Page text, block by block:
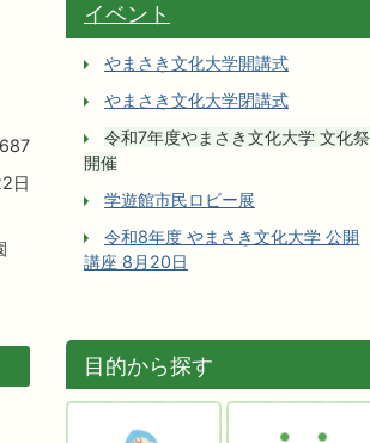
日
イベント
やまさき文化大学開講式
やまさき文化大学閉講式
令和7年度やまさき文化大学 文化祭
開催
学遊館市民ロビー展
令和8年度 やまさき文化大学 公開
講座 8月20日
目的から探す